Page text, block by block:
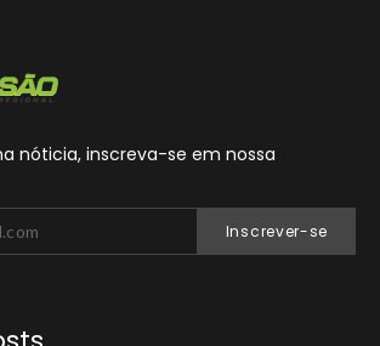
nóticia, inscreva-se em nossa
Inscrever-se